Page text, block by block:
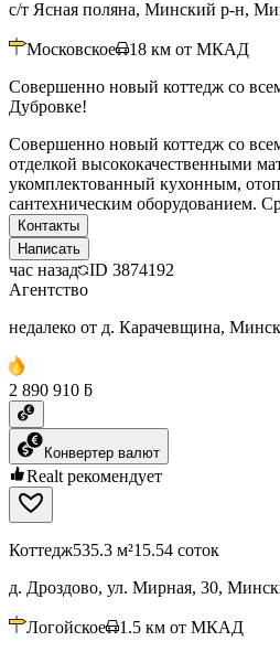
с/т Ясная поляна, Минский р-н,
Московское 18 км от МКАД
Совершенно новый коттедж со
Дубровке!
Совершенно новый коттедж со
отделкой высококачественными
укомплектованный кухонным,
сантехническим оборудованием.
Контакты
Написать
час назад ID 3874192
Агентство
недалеко от д. Карачевщина,
2 890 910 ƃ
Конвертер валют
Realt рекомендует
Коттедж535.3 м²15.54 соток
д. Дроздово, ул. Мирная, 30,
Логойское 1.5 км от МКАД